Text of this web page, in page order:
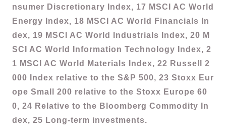
nsumer Discretionary Index, 17 MSCI AC World
Energy Index, 18 MSCI AC World Financials In
dex, 19 MSCI AC World Industrials Index, 20 M
SCI AC World Information Technology Index, 2
1 MSCI AC World Materials Index, 22 Russell 2
000 Index relative to the S&P 500, 23 Stoxx Eur
ope Small 200 relative to the Stoxx Europe 60
0, 24 Relative to the Bloomberg Commodity In
dex, 25 Long-term investments.